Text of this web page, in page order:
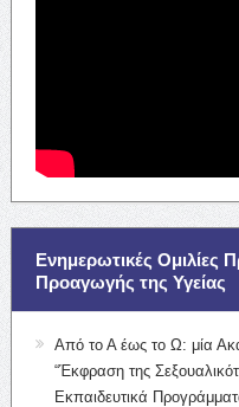
Ενημερωτικές Ομιλίες
Προαγωγής της Υγείας
Από το Α έως το Ω: μία
“Έκφραση της
Εκπαιδευτικά